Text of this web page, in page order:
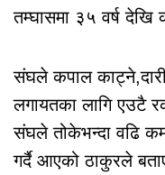
तम्घासमा ३५ वर्ष
संघले कपाल
लगायतका लागि एउटै
संघले तोकेभन्दा वढि
गर्दै आएको ठाकुरले